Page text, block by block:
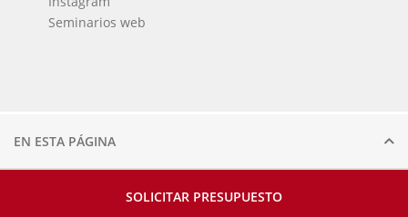
EN ESTA PÁGINA
SOLICITAR PRESUPUESTO
Seminarios web
© 2026 Voortman.